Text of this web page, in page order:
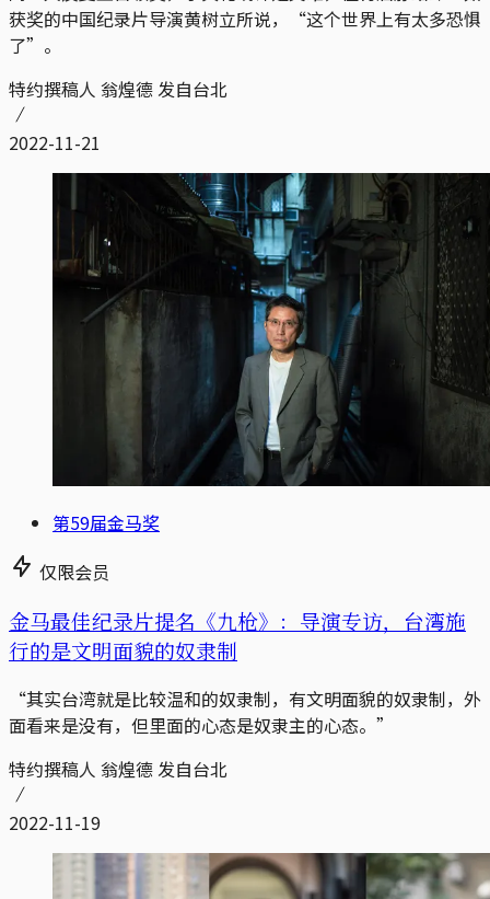
获奖的中国纪录片导演黄树立所说，“这个世界上有太多恐惧
了”。
特约撰稿人 翁煌德 发自台北
2022-11-21
第59届金马奖
仅限会员
金马最佳纪录片提名《九枪》：导演专访，台湾施
行的是文明面貌的奴隶制
“其实台湾就是比较温和的奴隶制，有文明面貌的奴隶制，外
面看来是没有，但里面的心态是奴隶主的心态。”
特约撰稿人 翁煌德 发自台北
2022-11-19